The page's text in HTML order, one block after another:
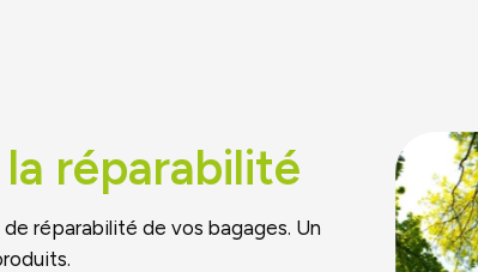
réparabilité
réparabilité de vos bagages. Un